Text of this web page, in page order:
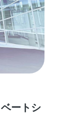
ートシ